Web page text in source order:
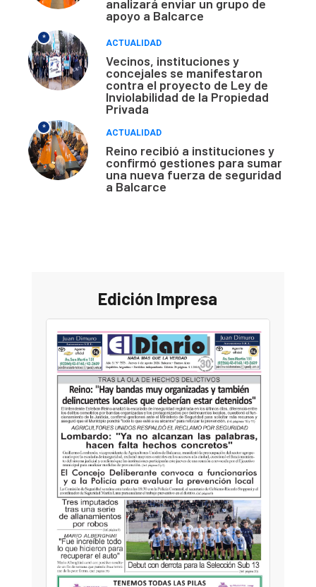
analizará enviar un grupo de
apoyo a Balcarce
*
ACTUALIDAD
Vecinos, instituciones y
concejales se manifestaron
contra el proyecto de Ley de
Inviolabilidad de la Propiedad
Privada
*
ACTUALIDAD
Reino recibió a instituciones y
confirmó gestiones para sumar
una nueva fuerza de seguridad
a Balcarce
Edición Impresa